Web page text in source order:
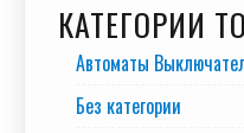
КАТЕГОРИИ
Автоматы
Без категории